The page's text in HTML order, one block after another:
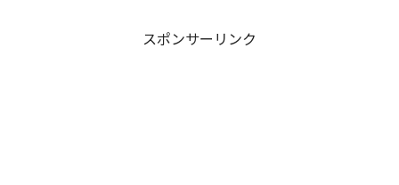
スポンサーリンク